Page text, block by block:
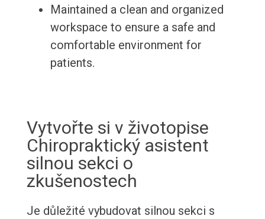
Maintained a clean and organized
workspace to ensure a safe and
comfortable environment for
patients.
Vytvořte si v životopise
Chiropraktický asistent
silnou sekci o
zkušenostech
Je důležité vybudovat silnou sekci s